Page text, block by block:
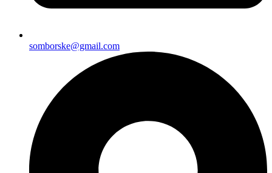
somborske@gmail.com